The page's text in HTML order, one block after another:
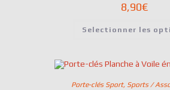
8,90€
Selectionner les
Porte-clés Sport, Sports /